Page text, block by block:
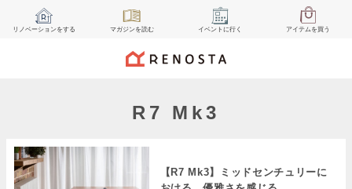
リノベーションをする マガジンを読む イベント に行く アイテムを買う
R7 Mk3
【R7 Mk3】ミッドセンチュリーに